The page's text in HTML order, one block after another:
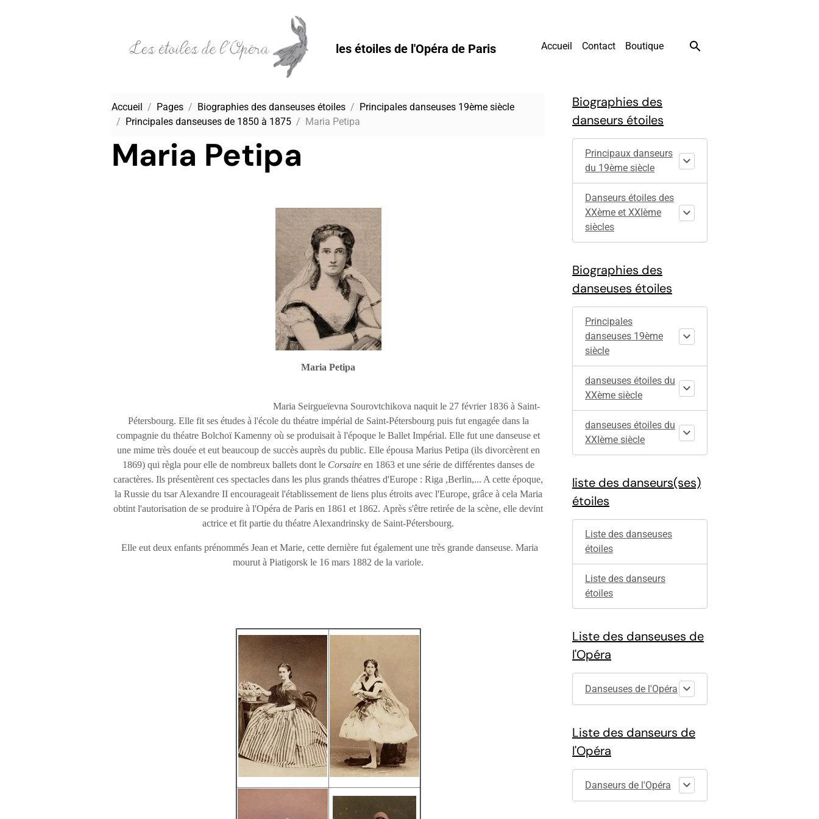
les étoiles de l'Opéra de Paris Accueil Contact Boutique
Accueil Pages Biographies des danseuses étoiles
Principales danseuses 19ème siècle
Principales danseuses de 1850 à 1875
Maria Petipa
Maria Petipa
Maria Petipa
Maria Seirgueïevna Sourovtchikova naquit le 27 février 1836 à Saint-
Pétersbourg. Elle fit ses études à l'école du théatre impérial de Saint-Pétersbourg puis fut engagée dans la
compagnie du théatre Bolchoï Kamenny où se produisait à l'époque le Ballet Impérial. Elle fut une danseuse et
une mime très douée et eut beaucoup de succès auprès du public. Elle épousa Marius Petipa (ils divorcèrent en
1869) qui règla pour elle de nombreux ballets dont le Corsaireen 1863 et une série de différentes danses de
caractères. Ils présentèrent ces spectacles dans les plus grands théatres d'Europe : Riga ,Berlin,... A cette époque,
la Russie du tsar Alexandre II encourageait l'établissement de liens plus étroits avec l'Europe, grâce à cela Maria
obtint l'autorisation de se produire à l'Opéra de Paris en 1861 et 1862. Après s'être retirée de la scène, elle devint
actrice et fit partie du théatre Alexandrinsky de Saint-Pétersbourg.
Elle eut deux enfants prénommés Jean et Marie, cette dernière fut également une très grande danseuse. Maria
mourut à Piatigorsk le 16 mars 1882 de la variole.
Biographies des
danseurs étoiles
Principaux danseurs
du 19ème siècle
Danseurs étoiles des
XXème et XXIème
siècles
Biographies des
danseuses étoiles
Principales
danseuses 19ème
siècle
danseuses étoiles du
XXème siècle
danseuses étoiles du
XXIème siècle
liste des danseurs(ses)
étoiles
Liste des danseuses
étoiles
Liste des danseurs
étoiles
Liste des danseuses de
l'Opéra
Danseuses de l'Opéra
Liste des danseurs de
l'Opéra
Danseurs de l'Opéra